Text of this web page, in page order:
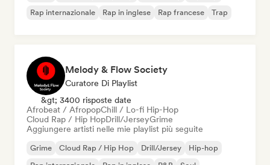
Rap internazionale
Rap in inglese Rap francese Trap
Melody & Flow Society
Curatore Di Playlist
&gt; 3400 risposte date
Afrobeat / AfropopChill / Lo-fi Hip-Hop
Cloud Rap / Hip HopDrill/JerseyGrime
Aggiungere artisti nelle mie playlist più seguite
Grime Cloud Rap / Hip Hop Drill/Jersey
Hip-hop